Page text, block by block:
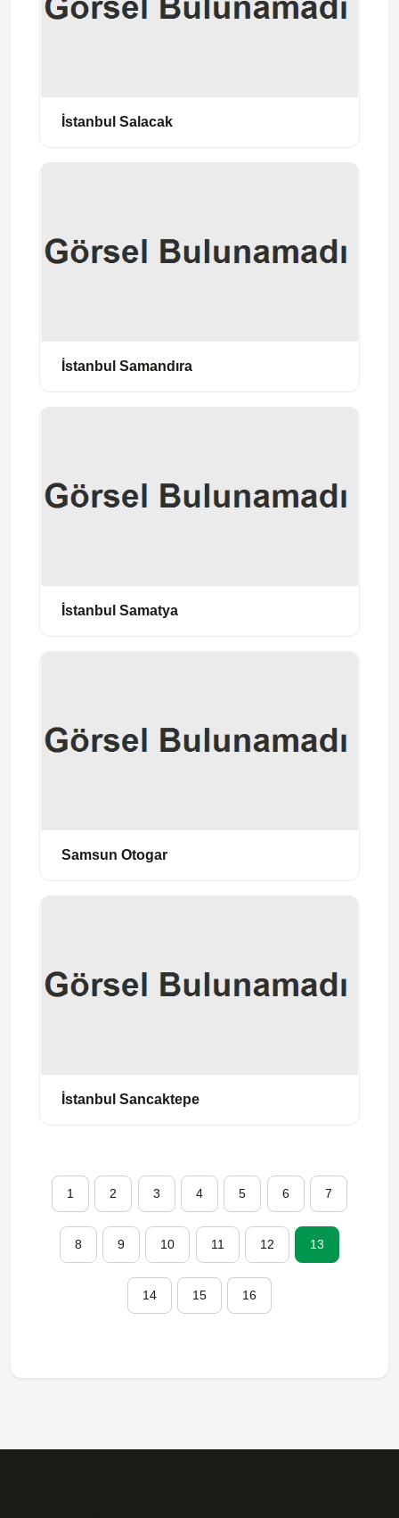
İstanbul Salacak
İstanbul Samandıra
İstanbul Samatya
Samsun Otogar
İstanbul Sancaktepe
1 2 3 4 5 6 7
8 9 10 11 12 13
14 15 16